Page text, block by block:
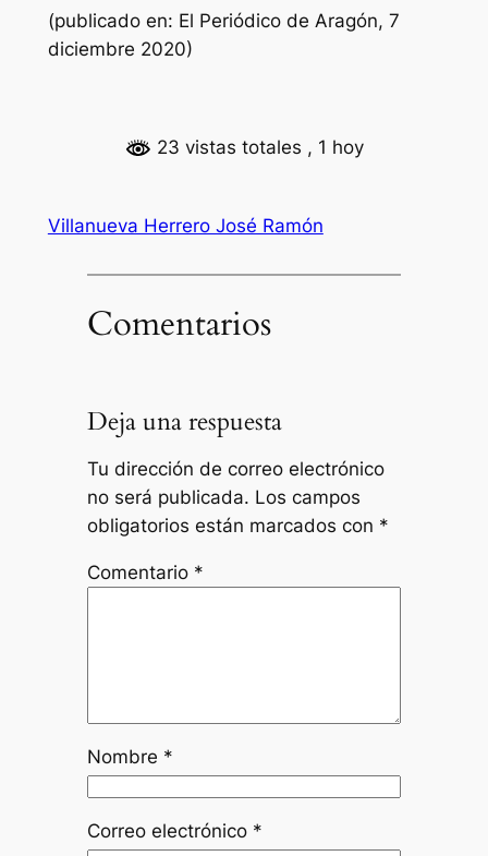
(publicado en: El Periódico de Aragón, 7
diciembre 2020)
23 vistas totales , 1 hoy
Villanueva Herrero José Ramón
Comentarios
Deja una respuesta
Tu dirección de correo electrónico
no será publicada. Los campos
obligatorios están marcados con *
Comentario *
Nombre *
Correo electrónico *